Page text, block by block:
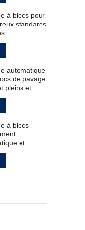
à blocs pour
standards
automatique
de pavage
pleins et
de trottoir
à blocs
et
pour la
de
en béton